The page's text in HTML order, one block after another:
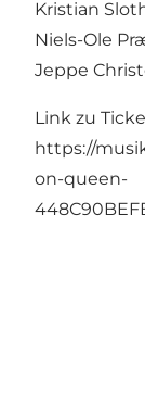
Kristian
Niels-Ole
Jeppe
Link zu
https://
on-queen-